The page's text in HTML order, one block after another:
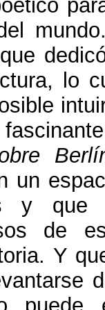
lo
un
y que
de
Y